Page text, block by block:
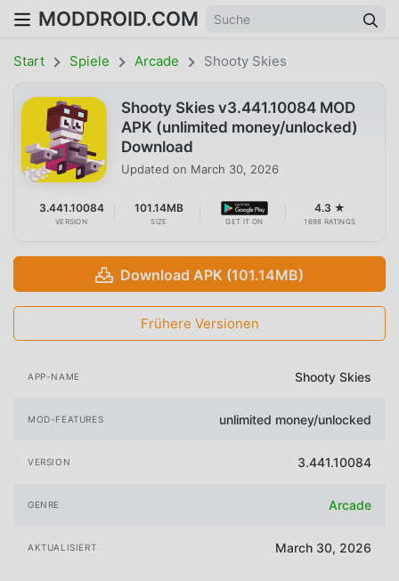
MODDROID.COM
Start Spiele Arcade Shooty Skies
Shooty Skies v3.441.10084 MOD
APK (unlimited money/unlocked)
Download
Updated on March 30, 2026
3.441.10084
VERSION
101.14MB
SIZE GET IT ON
4.3 ★
1698 RATINGS
Download APK (101.14MB)
Frühere Versionen
APP-NAME Shooty Skies
MOD-FEATURES unlimited money/unlocked
VERSION 3.441.10084
GENRE Arcade
AKTUALISIERT March 30, 2026